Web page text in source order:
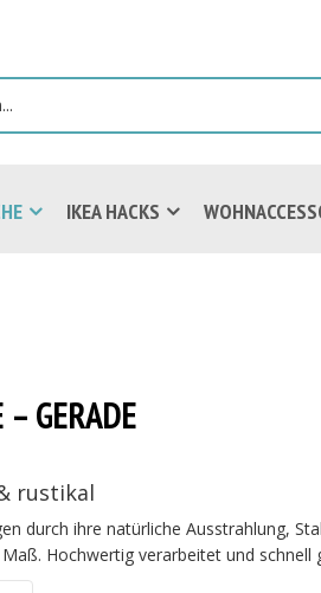
IKEA HACKS
GERADE
rustikal
durch ihre natürliche Ausstrahlung,
Hochwertig verarbeitet und schnell